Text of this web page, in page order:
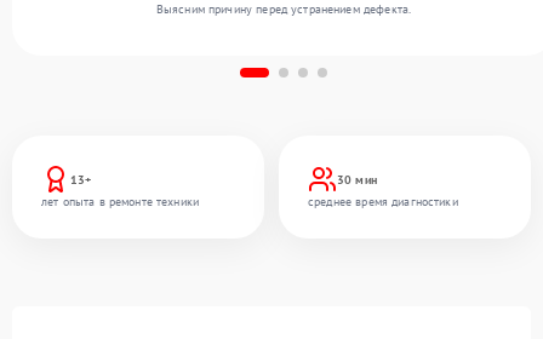
13+
лет опыта в ремонте техники
30 мин
среднее время диагностики
Выясним причину перед устранением дефекта.